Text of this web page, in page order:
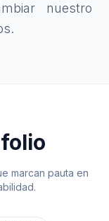
nuestro
marcan pauta en